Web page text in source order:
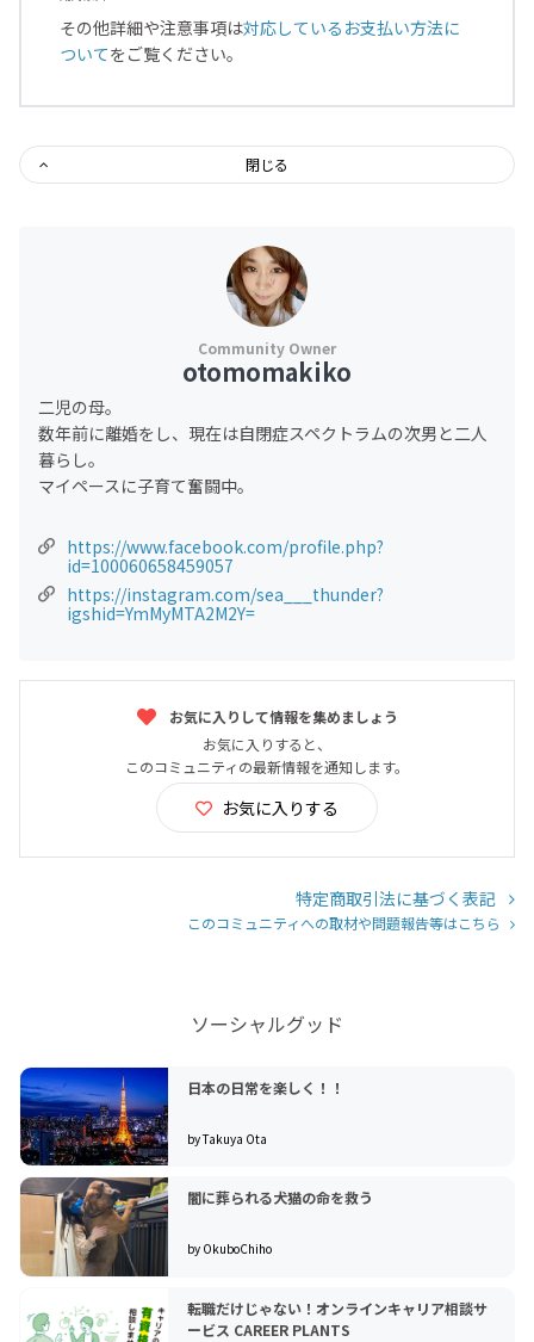
その他詳細や注意事項は対応しているお支払い方法に
ついてをご覧ください。
閉じる
otomomakiko
二児の母。
数年前に離婚をし、現在は自閉症スペクトラムの次男と二人
暮らし。
マイペースに子育て奮闘中。
https://www.facebook.com/profile.php?
id=100060658459057
https://instagram.com/sea___thunder?
igshid=YmMyMTA2M2Y=
お気に入りして情報を集めましょう
お気に入りすると、
このコミュニティの最新情報を通知します。
お気に入りする
特定商取引法に基づく表記
このコミュニティへの取材や問題報告等はこちら
ソーシャルグッド
日本の日常を楽しく！！
by Takuya Ota
闇に葬られる犬猫の命を救う
by OkuboChiho
転職だけじゃない！オンラインキャリア相談サ
ービス CAREER PLANTS